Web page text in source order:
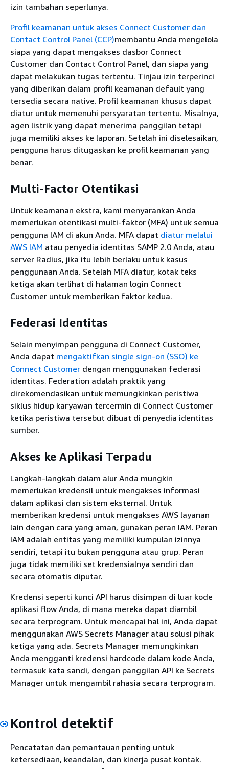
izin tambahan seperlunya.
Profil keamanan untuk akses Connect Customer dan
Contact Control Panel (CCP)membantu Anda mengelola
siapa yang dapat mengakses dasbor Connect
Customer dan Contact Control Panel, dan siapa yang
dapat melakukan tugas tertentu. Tinjau izin terperinci
yang diberikan dalam profil keamanan default yang
tersedia secara native. Profil keamanan khusus dapat
diatur untuk memenuhi persyaratan tertentu. Misalnya,
agen listrik yang dapat menerima panggilan tetapi
juga memiliki akses ke laporan. Setelah ini diselesaikan,
pengguna harus ditugaskan ke profil keamanan yang
benar.
Multi-Factor Otentikasi
Untuk keamanan ekstra, kami menyarankan Anda
memerlukan otentikasi multi-faktor (MFA) untuk semua
pengguna IAM di akun Anda. MFA dapat diatur melalui
AWS IAM atau penyedia identitas SAMP 2.0 Anda, atau
server Radius, jika itu lebih berlaku untuk kasus
penggunaan Anda. Setelah MFA diatur, kotak teks
ketiga akan terlihat di halaman login Connect
Customer untuk memberikan faktor kedua.
Federasi Identitas
Selain menyimpan pengguna di Connect Customer,
Anda dapat mengaktifkan single sign-on (SSO) ke
Connect Customer dengan menggunakan federasi
identitas. Federation adalah praktik yang
direkomendasikan untuk memungkinkan peristiwa
siklus hidup karyawan tercermin di Connect Customer
ketika peristiwa tersebut dibuat di penyedia identitas
sumber.
Akses ke Aplikasi Terpadu
Langkah-langkah dalam alur Anda mungkin
memerlukan kredensil untuk mengakses informasi
dalam aplikasi dan sistem eksternal. Untuk
memberikan kredensi untuk mengakses AWS layanan
lain dengan cara yang aman, gunakan peran IAM. Peran
IAM adalah entitas yang memiliki kumpulan izinnya
sendiri, tetapi itu bukan pengguna atau grup. Peran
juga tidak memiliki set kredensialnya sendiri dan
secara otomatis diputar.
Kredensi seperti kunci API harus disimpan di luar kode
aplikasi flow Anda, di mana mereka dapat diambil
secara terprogram. Untuk mencapai hal ini, Anda dapat
menggunakan AWS Secrets Manager atau solusi pihak
ketiga yang ada. Secrets Manager memungkinkan
Anda mengganti kredensi hardcode dalam kode Anda,
termasuk kata sandi, dengan panggilan API ke Secrets
Manager untuk mengambil rahasia secara terprogram.
Kontrol detektif
Pencatatan dan pemantauan penting untuk
ketersediaan, keandalan, dan kinerja pusat kontak.